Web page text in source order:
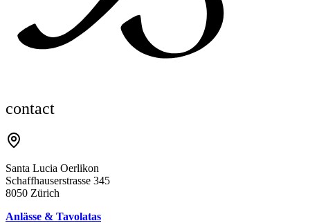
contact
Santa Lucia Oerlikon
Schaffhauserstrasse 345
8050 Zürich
Anlässe & Tavolatas